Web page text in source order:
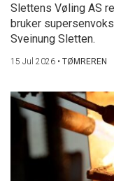
Slettens Vøling AS
bruker
Sveinung Sletten.
15 Jul 2026 • TØMREREN